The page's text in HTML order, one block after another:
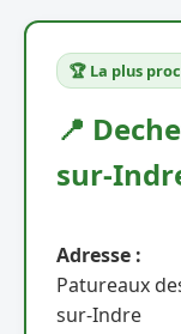
🏆 La plus
📍
sur-
Adresse :
Patureaux
sur-Indre